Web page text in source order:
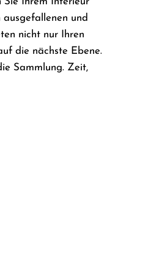
und
nicht nur Ihren
die nächste Ebene.
Sammlung. Zeit,